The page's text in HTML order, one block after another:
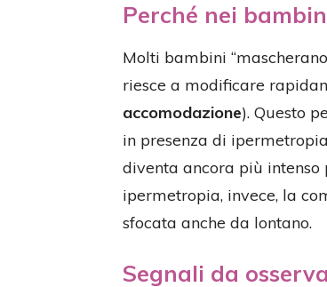
Perché nei
Molti bambini
riesce a modificare
accomodazione). Questo
in presenza di
diventa ancora più
ipermetropia, invece, la
sfocata anche da lontano.
Segnali da